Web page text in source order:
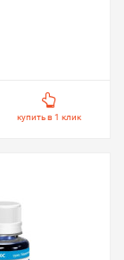
купить в 1 клик